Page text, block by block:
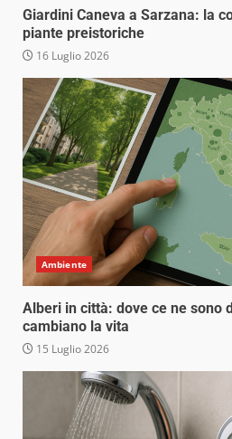
Giardini Caneva a Sarzana: la
piante preistoriche
16 Luglio 2026
Ambiente
Alberi in città: dove ce ne sono
cambiano la vita
15 Luglio 2026